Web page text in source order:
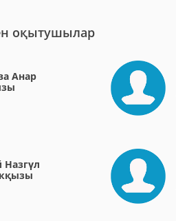
оқытушылар
Анар
Назгүл